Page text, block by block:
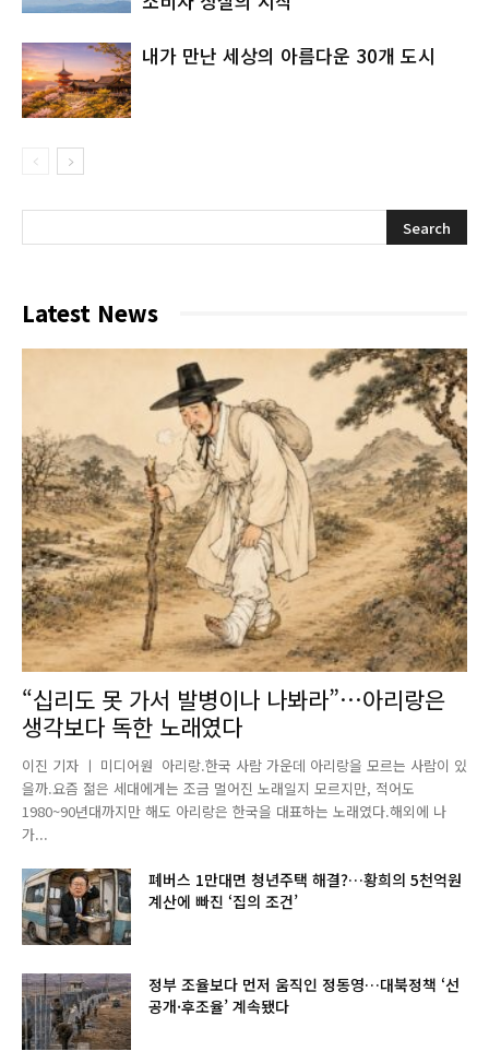
내가 만난 세상의 아름다운 30개 도시
Latest News
“십리도 못 가서 발병이나 나봐라”…아리랑은
생각보다 독한 노래였다
이진 기자 ㅣ 미디어원 아리랑.한국 사람 가운데 아리랑을 모르는 사람이 있
을까.요즘 젊은 세대에게는 조금 멀어진 노래일지 모르지만, 적어도
1980~90년대까지만 해도 아리랑은 한국을 대표하는 노래였다.해외에 나
가...
폐버스 1만대면 청년주택 해결?…황희의 5천억원
계산에 빠진 ‘집의 조건’
정부 조율보다 먼저 움직인 정동영…대북정책 ‘선
공개·후조율’ 계속됐다